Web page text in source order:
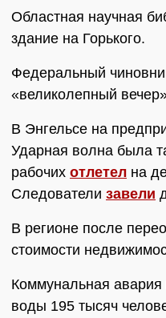
Областная научная
здание на Горького.
Федеральный
«великолепный
В Энгельсе на
Ударная волна была
рабочих отлетел на
Следователи завели
В регионе после
стоимости
Коммунальная
воды 195 тысяч